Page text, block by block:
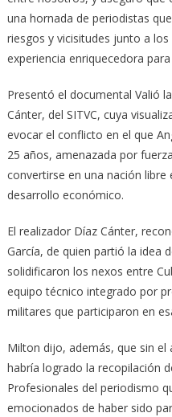
una hornada de periodistas
riesgos y vicisitudes junto a
experiencia enriquecedora
Presentó el documental Valió
Cánter, del SITVC, cuya
evocar el conflicto en el que
25 años, amenazada por
convertirse en una nación libre
desarrollo económico.
El realizador Díaz Cánter,
García, de quien partió la idea
solidificaron los nexos entre
equipo técnico integrado por
militares que participaron en
Milton dijo, además, que sin
habría logrado la recopilación
Profesionales del periodismo
emocionados de haber sido